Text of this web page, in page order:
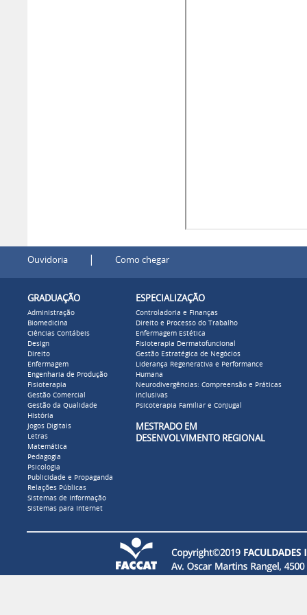
Ouvidoria | Como chegar
GRADUAÇÃO
Administração
Biomedicina
Ciências Contábeis
Design
Direito
Enfermagem
Engenharia de Produção
Fisioterapia
Gestão Comercial
Gestão da Qualidade
História
Jogos Digitais
Letras
Matemática
Pedagogia
Psicologia
Publicidade e Propaganda
Relações Públicas
Sistemas de Informação
Sistemas para Internet
ESPECIALIZAÇÃO
Controladoria e Finanças
Direito e Processo do Trabalho
Enfermagem Estética
Fisioterapia Dermatofuncional
Gestão Estratégica de Negócios
Liderança Regenerativa e Performance
Humana
Neurodivergências: Compreensão e Práticas
Inclusivas
Psicoterapia Familiar e Conjugal
MESTRADO EM
DESENVOLVIMENTO REGIONAL